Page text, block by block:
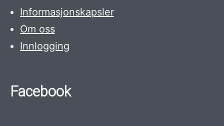
Informasjonskapsler
Om oss
Innlogging
Facebook